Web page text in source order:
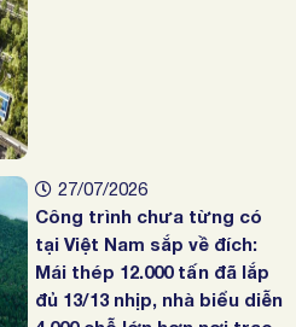
27/07/2026
Công trình chưa từng có
tại Việt Nam sắp về đích:
Mái thép 12.000 tấn đã lắp
đủ 13/13 nhịp, nhà biểu diễn